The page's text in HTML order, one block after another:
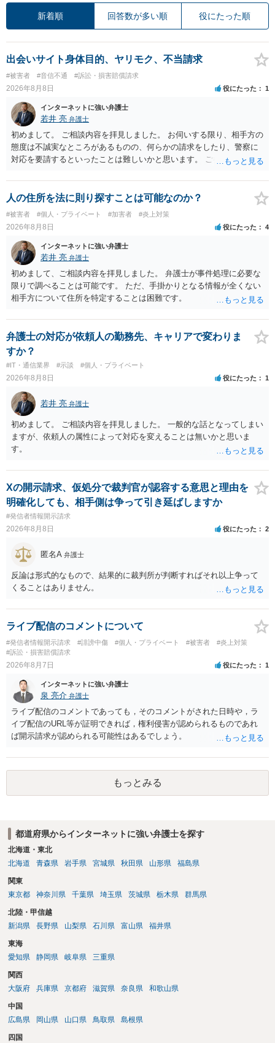
新着順 回答数が多い順 役にたった順
出会いサイト身体目的、ヤリモク、不当請求
#被害者 #音信不通 #訴訟・損害賠償請求
2026年8月8日 役にたった 1
インターネットに強い弁護士
若井 亮 弁護士
初めまして。 ご相談内容を拝見しました。 お伺いする限り、相手方の
態度は不誠実なところがあるものの、何らかの請求をしたり、警察に
対応を要請するといったことは難しいかと思います。 ご参考になれば
人の住所を法に則り探すことは可能なのか？
#被害者 #個人・プライベート #加害者 #炎上対策
2026年8月8日 役にたった 4
インターネットに強い弁護士
若井 亮 弁護士
初めまして、ご相談内容を拝見しました。 弁護士が事件処理に必要な
限りで調べることは可能です。 ただ、手掛かりとなる情報が全くない
相手方について住所を特定することは困難です。
弁護士の対応が依頼人の勤務先、キャリアで変わりま
すか？
#IT・通信業界 #示談 #個人・プライベート
2026年8月8日 役にたった 1
若井 亮 弁護士
初めまして。 ご相談内容を拝見しました。 一般的な話となってしまい
ますが、依頼人の属性によって対応を変えることは無いかと思いま
す。
Xの開示請求、仮処分で裁判官が認容する意思と理由を
明確化しても、相手側は争って引き延ばしますか
#発信者情報開示請求
2026年8月8日 役にたった 2
匿名A 弁護士
反論は形式的なもので、結果的に裁判所が判断すればそれ以上争って
くることはありません。
ライブ配信のコメントについて
#発信者情報開示請求 #誹謗中傷 #個人・プライベート #被害者
#炎上対策
#訴訟・損害賠償請求
2026年8月7日 役にたった 1
インターネットに強い弁護士
泉 亮介 弁護士
ライブ配信のコメントであっても，そのコメントがされた日時や，ラ
イブ配信のURL等が証明できれば，権利侵害が認められるものであれ
ば開示請求が認められる可能性はあるでしょう。
もっとみる
都道府県からインターネットに強い弁護士を探す
北海道・東北
北海道
青森県 岩手県 宮城県 秋田県 山形県 福島県
関東
東京都
神奈川県 千葉県 埼玉県 茨城県 栃木県 群馬県
北陸・甲信越
新潟県
長野県 山梨県 石川県 富山県 福井県
東海
愛知県
静岡県 岐阜県 三重県
関西
大阪府
兵庫県 京都府 滋賀県 奈良県 和歌山県
中国
広島県
岡山県 山口県 鳥取県 島根県
四国